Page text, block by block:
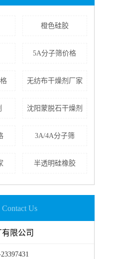
橙色硅胶
5A分子筛价格
无纺布干燥剂厂家
沈阳蒙脱石干燥剂
3A/4A分子筛
半透明硅橡胶
Contact Us
限公司